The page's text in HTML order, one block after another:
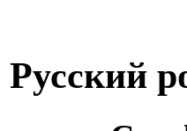
Русский